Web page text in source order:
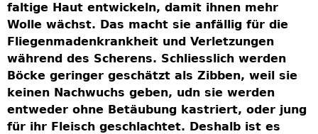
faltige Haut entwickeln, damit ihnen mehr
Wolle wächst. Das macht sie anfällig für die
Fliegenmadenkrankheit und Verletzungen
während des Scherens. Schliesslich werden
Böcke geringer geschätzt als Zibben, weil sie
keinen Nachwuchs geben, udn sie werden
entweder ohne Betäubung kastriert, oder jung
für ihr Fleisch geschlachtet. Deshalb ist es